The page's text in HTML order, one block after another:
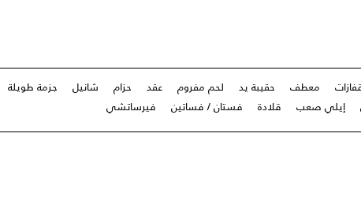
معطف حقيبة يد لحم مفروم عقد حزام شانيل
جزمة طويلة
إيلي صعب قلادة فستان / فساتين فيرساتشي